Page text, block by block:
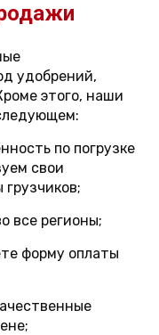
удобрений,
этого, наши
по погрузке
свои
грузчиков;
все регионы;
форму оплаты